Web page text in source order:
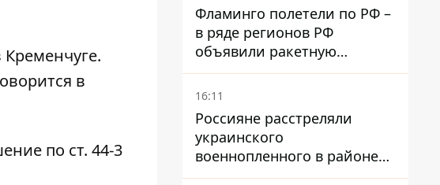
в
по ст. 44-3
Фламинго полетели по РФ –
в ряде регионов РФ
объявили ракетную
опасность
16:11
Россияне расстреляли
украинского
военнопленного в районе
Мирного на Донетчине